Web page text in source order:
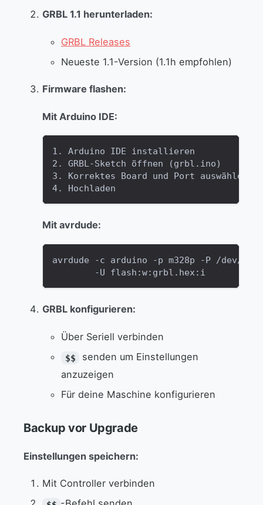
GRBL 1.1 herunterladen:
GRBL Releases
Neueste 1.1-Version (1.1h empfohlen)
Firmware flashen:
Mit Arduino IDE:
1. Arduino IDE installieren
2. GRBL-Sketch öffnen (grbl.ino)
3. Korrektes Board und Port auswählen
4. Hochladen
Mit avrdude:
avrdude -c arduino -p m328p -P /dev/
        -U flash:w:grbl.hex:i
GRBL konfigurieren:
Über Seriell verbinden
$$
senden um Einstellungen
anzuzeigen
Für deine Maschine konfigurieren
Backup vor Upgrade
Einstellungen speichern:
Mit Controller verbinden